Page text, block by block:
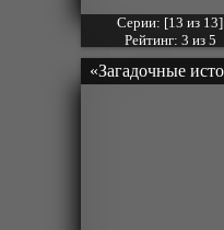
Серии: [13 из 13]
Рейтинг: 3 из 5